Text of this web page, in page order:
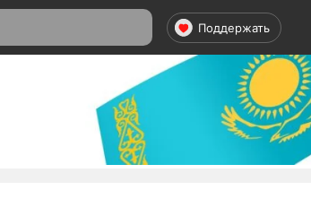
Поддержать